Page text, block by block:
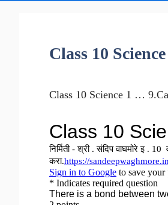
Class 10
Class 10 Science 1 …